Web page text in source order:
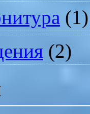
(1)
(2)